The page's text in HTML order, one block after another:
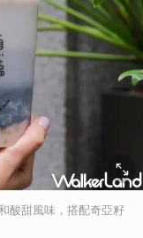
酸甜風味，搭配奇亞籽